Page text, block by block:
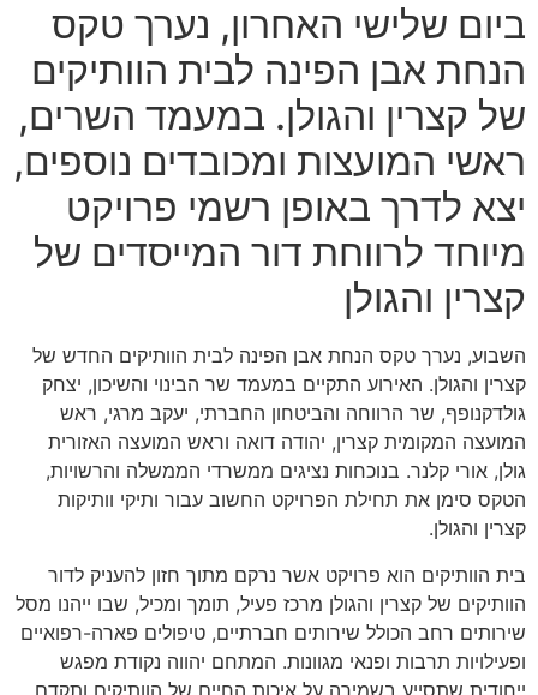
ביום שלישי האחרון, נערך טקס
הנחת אבן הפינה לבית הוותיקים
של קצרין והגולן. במעמד השרים,
ראשי המועצות ומכובדים נוספים,
יצא לדרך באופן רשמי פרויקט
מיוחד לרווחת דור המייסדים של
קצרין והגולן
השבוע, נערך טקס הנחת אבן הפינה לבית הוותיקים החדש של
קצרין והגולן. האירוע התקיים במעמד שר הבינוי והשיכון, יצחק
גולדקנופף, שר הרווחה והביטחון החברתי, יעקב מרגי, ראש
המועצה המקומית קצרין, יהודה דואה וראש המועצה האזורית
גולן, אורי קלנר. בנוכחות נציגים ממשרדי הממשלה והרשויות,
הטקס סימן את תחילת הפרויקט החשוב עבור ותיקי וותיקות
קצרין והגולן.
בית הוותיקים הוא פרויקט אשר נרקם מתוך חזון להעניק לדור
הוותיקים של קצרין והגולן מרכז פעיל, תומך ומכיל, שבו ייהנו מסל
שירותים רחב הכולל שירותים חברתיים, טיפולים פארה-רפואיים
ופעילויות תרבות ופנאי מגוונות. המתחם יהווה נקודת מפגש
ייחודית שתסייע בשמירה על איכות החיים של הוותיקים ותקדם